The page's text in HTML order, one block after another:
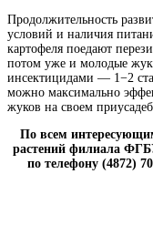
Продолжительность
условий и наличия
картофеля поедают
потом уже и молодые
инсектицидами — 1−2
можно максимально
жуков на своем
По всем
растений филиала
по телефону (4872)